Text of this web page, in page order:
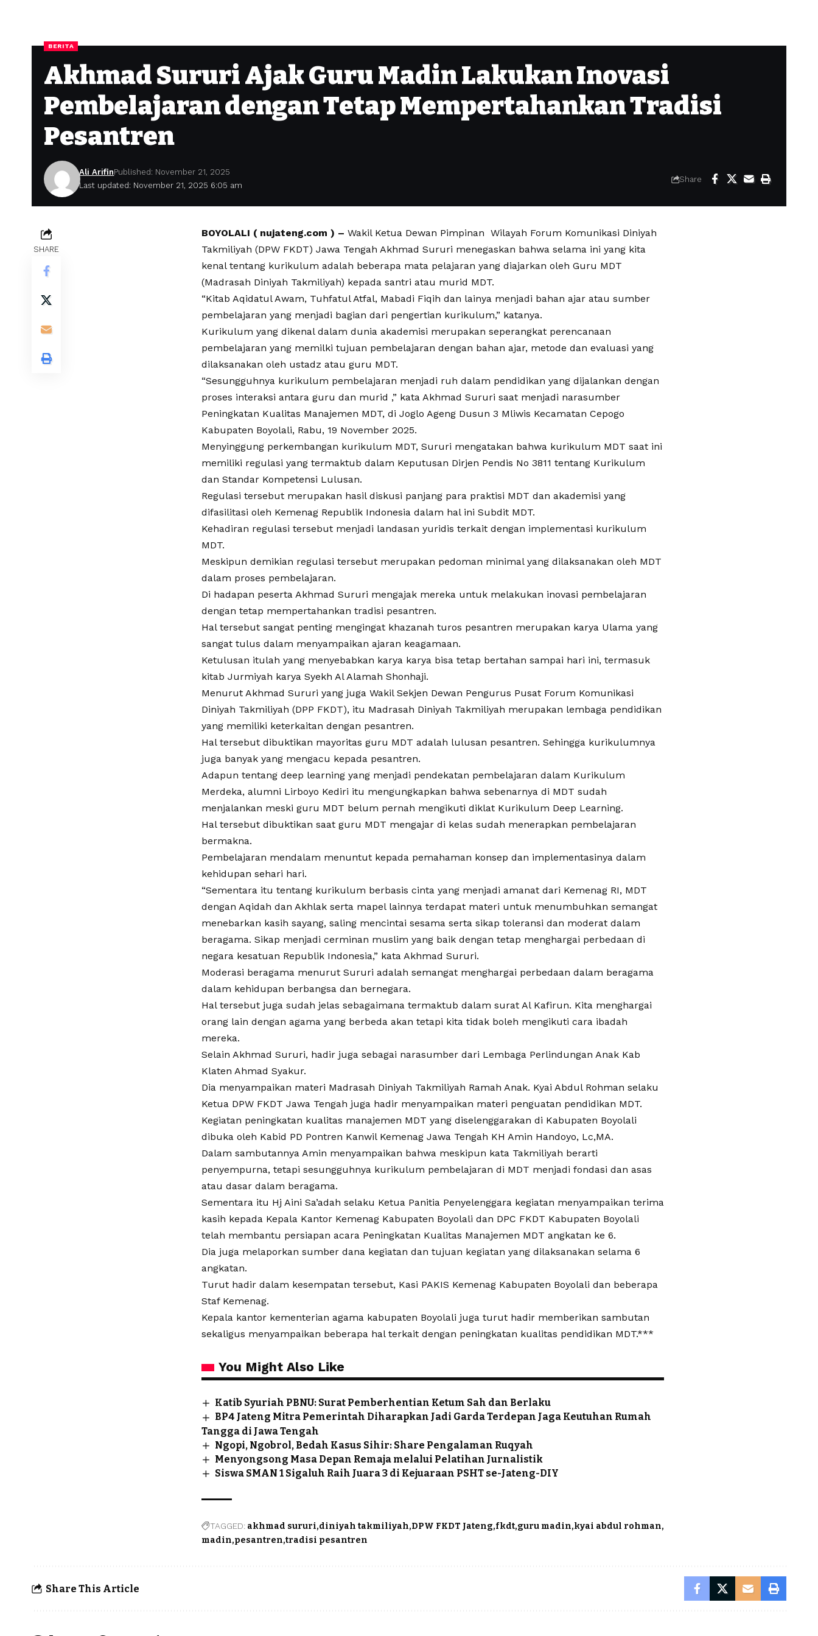
BERITA
Akhmad Sururi Ajak Guru Madin Lakukan Inovasi
Pembelajaran dengan Tetap Mempertahankan Tradisi
Pesantren
Last updated: November 21, 2025 6:05 am
Ali ArifinPublished: November 21, 2025
Share
SHARE
BOYOLALI ( nujateng.com ) – Wakil Ketua Dewan Pimpinan Wilayah Forum Komunikasi Diniyah
Takmiliyah (DPW FKDT) Jawa Tengah Akhmad Sururi menegaskan bahwa selama ini yang kita
kenal tentang kurikulum adalah beberapa mata pelajaran yang diajarkan oleh Guru MDT
(Madrasah Diniyah Takmiliyah) kepada santri atau murid MDT.
“Kitab Aqidatul Awam, Tuhfatul Atfal, Mabadi Fiqih dan lainya menjadi bahan ajar atau sumber
pembelajaran yang menjadi bagian dari pengertian kurikulum,” katanya.
Kurikulum yang dikenal dalam dunia akademisi merupakan seperangkat perencanaan
pembelajaran yang memilki tujuan pembelajaran dengan bahan ajar, metode dan evaluasi yang
dilaksanakan oleh ustadz atau guru MDT.
“Sesungguhnya kurikulum pembelajaran menjadi ruh dalam pendidikan yang dijalankan dengan
proses interaksi antara guru dan murid ,” kata Akhmad Sururi saat menjadi narasumber
Peningkatan Kualitas Manajemen MDT, di Joglo Ageng Dusun 3 Mliwis Kecamatan Cepogo
Kabupaten Boyolali, Rabu, 19 November 2025.
Menyinggung perkembangan kurikulum MDT, Sururi mengatakan bahwa kurikulum MDT saat ini
memiliki regulasi yang termaktub dalam Keputusan Dirjen Pendis No 3811 tentang Kurikulum
dan Standar Kompetensi Lulusan.
Regulasi tersebut merupakan hasil diskusi panjang para praktisi MDT dan akademisi yang
difasilitasi oleh Kemenag Republik Indonesia dalam hal ini Subdit MDT.
Kehadiran regulasi tersebut menjadi landasan yuridis terkait dengan implementasi kurikulum
MDT.
Meskipun demikian regulasi tersebut merupakan pedoman minimal yang dilaksanakan oleh MDT
dalam proses pembelajaran.
Di hadapan peserta Akhmad Sururi mengajak mereka untuk melakukan inovasi pembelajaran
dengan tetap mempertahankan tradisi pesantren.
Hal tersebut sangat penting mengingat khazanah turos pesantren merupakan karya Ulama yang
sangat tulus dalam menyampaikan ajaran keagamaan.
Ketulusan itulah yang menyebabkan karya karya bisa tetap bertahan sampai hari ini, termasuk
kitab Jurmiyah karya Syekh Al Alamah Shonhaji.
Menurut Akhmad Sururi yang juga Wakil Sekjen Dewan Pengurus Pusat Forum Komunikasi
Diniyah Takmiliyah (DPP FKDT), itu Madrasah Diniyah Takmiliyah merupakan lembaga pendidikan
yang memiliki keterkaitan dengan pesantren.
Hal tersebut dibuktikan mayoritas guru MDT adalah lulusan pesantren. Sehingga kurikulumnya
juga banyak yang mengacu kepada pesantren.
Adapun tentang deep learning yang menjadi pendekatan pembelajaran dalam Kurikulum
Merdeka, alumni Lirboyo Kediri itu mengungkapkan bahwa sebenarnya di MDT sudah
menjalankan meski guru MDT belum pernah mengikuti diklat Kurikulum Deep Learning.
Hal tersebut dibuktikan saat guru MDT mengajar di kelas sudah menerapkan pembelajaran
bermakna.
Pembelajaran mendalam menuntut kepada pemahaman konsep dan implementasinya dalam
kehidupan sehari hari.
“Sementara itu tentang kurikulum berbasis cinta yang menjadi amanat dari Kemenag RI, MDT
dengan Aqidah dan Akhlak serta mapel lainnya terdapat materi untuk menumbuhkan semangat
menebarkan kasih sayang, saling mencintai sesama serta sikap toleransi dan moderat dalam
beragama. Sikap menjadi cerminan muslim yang baik dengan tetap menghargai perbedaan di
negara kesatuan Republik Indonesia,” kata Akhmad Sururi.
Moderasi beragama menurut Sururi adalah semangat menghargai perbedaan dalam beragama
dalam kehidupan berbangsa dan bernegara.
Hal tersebut juga sudah jelas sebagaimana termaktub dalam surat Al Kafirun. Kita menghargai
orang lain dengan agama yang berbeda akan tetapi kita tidak boleh mengikuti cara ibadah
mereka.
Selain Akhmad Sururi, hadir juga sebagai narasumber dari Lembaga Perlindungan Anak Kab
Klaten Ahmad Syakur.
Dia menyampaikan materi Madrasah Diniyah Takmiliyah Ramah Anak. Kyai Abdul Rohman selaku
Ketua DPW FKDT Jawa Tengah juga hadir menyampaikan materi penguatan pendidikan MDT.
Kegiatan peningkatan kualitas manajemen MDT yang diselenggarakan di Kabupaten Boyolali
dibuka oleh Kabid PD Pontren Kanwil Kemenag Jawa Tengah KH Amin Handoyo, Lc,MA.
Dalam sambutannya Amin menyampaikan bahwa meskipun kata Takmiliyah berarti
penyempurna, tetapi sesungguhnya kurikulum pembelajaran di MDT menjadi fondasi dan asas
atau dasar dalam beragama.
Sementara itu Hj Aini Sa’adah selaku Ketua Panitia Penyelenggara kegiatan menyampaikan terima
kasih kepada Kepala Kantor Kemenag Kabupaten Boyolali dan DPC FKDT Kabupaten Boyolali
telah membantu persiapan acara Peningkatan Kualitas Manajemen MDT angkatan ke 6.
Dia juga melaporkan sumber dana kegiatan dan tujuan kegiatan yang dilaksanakan selama 6
angkatan.
Turut hadir dalam kesempatan tersebut, Kasi PAKIS Kemenag Kabupaten Boyolali dan beberapa
Staf Kemenag.
Kepala kantor kementerian agama kabupaten Boyolali juga turut hadir memberikan sambutan
sekaligus menyampaikan beberapa hal terkait dengan peningkatan kualitas pendidikan MDT.***
You Might Also Like
Katib Syuriah PBNU: Surat Pemberhentian Ketum Sah dan Berlaku
BP4 Jateng Mitra Pemerintah Diharapkan Jadi Garda Terdepan Jaga Keutuhan Rumah
Tangga di Jawa Tengah
Ngopi, Ngobrol, Bedah Kasus Sihir: Share Pengalaman Ruqyah
Menyongsong Masa Depan Remaja melalui Pelatihan Jurnalistik
Siswa SMAN 1 Sigaluh Raih Juara 3 di Kejuaraan PSHT se-Jateng-DIY
TAGGED: akhmad sururi diniyah takmiliyah DPW FKDT Jateng fkdt guru madin kyai abdul rohman
madin pesantren tradisi pesantren
Share This Article